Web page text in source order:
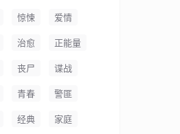
惊悚 爱情
治愈 正能量
丧尸 谍战
青春 警匪
经典 家庭